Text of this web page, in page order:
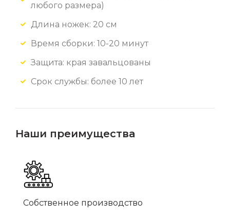
любого размера)
Длина ножек: 20 см
Время сборки: 10-20 минут
Защита: края завальцованы
Срок службы: более 10 лет
Наши преимущества
Собственное производство